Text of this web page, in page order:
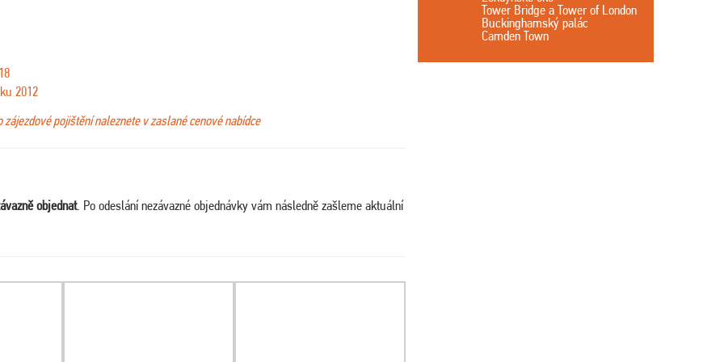
2012
pojištění naleznete v zaslané cenové nabídce
objednat. Po odeslání nezávazné objednávky vám následně zašleme aktuální
Tower Bridge a Tower of London
Buckinghamský palác
Camden Town